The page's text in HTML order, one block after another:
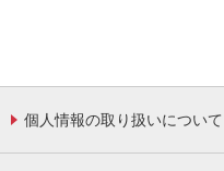
個人情報の取り扱いについて